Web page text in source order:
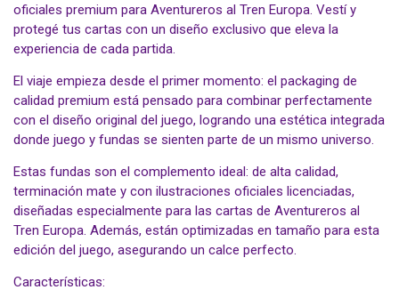
oficiales premium para Aventureros al Tren Europa. Vestí y
protegé tus cartas con un diseño exclusivo que eleva la
experiencia de cada partida.
El viaje empieza desde el primer momento: el packaging de
calidad premium está pensado para combinar perfectamente
con el diseño original del juego, logrando una estética integrada
donde juego y fundas se sienten parte de un mismo universo.
Estas fundas son el complemento ideal: de alta calidad,
terminación mate y con ilustraciones oficiales licenciadas,
diseñadas especialmente para las cartas de Aventureros al
Tren Europa. Además, están optimizadas en tamaño para esta
edición del juego, asegurando un calce perfecto.
Características: